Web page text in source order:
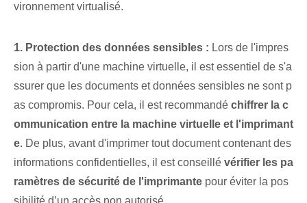
vironnement virtualisé.
1. Protection des données sensibles : Lors de l'impres
sion à partir d'une machine virtuelle, il est essentiel de s'a
ssurer que les documents et données sensibles ne sont p
as compromis. Pour cela, il est recommandé chiffrer la c
ommunication entre la machine virtuelle et l'imprimant
e. De plus, avant d'imprimer tout document contenant des
informations confidentielles, il est conseillé vérifier les pa
ramètres de sécurité de l'imprimante pour éviter la pos